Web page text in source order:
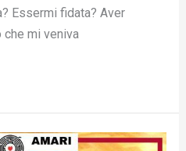
Essermi fidata? Aver
mi veniva